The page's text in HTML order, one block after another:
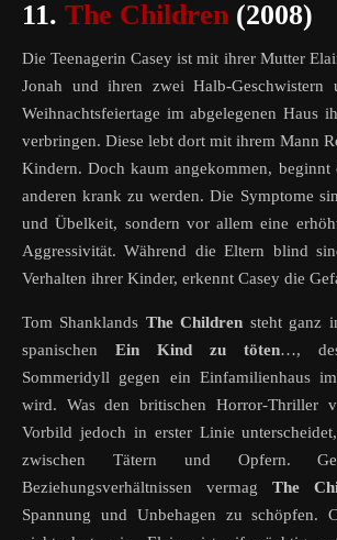
11. The Children (2008)
Die Teenagerin Casey ist mit ihrer Mutter
Jonah und ihren zwei Halb-Geschwistern
Weihnachtsfeiertage im abgelegenen Haus
verbringen. Diese lebt dort mit ihrem Mann
Kindern. Doch kaum angekommen,
anderen krank zu werden. Die Symptome
und Übelkeit, sondern vor allem eine
Aggressivität. Während die Eltern blind
Verhalten ihrer Kinder, erkennt Casey die
Tom Shanklands The Children steht ganz
spanischen Ein Kind zu töten…,
Sommeridyll gegen ein Einfamilienhaus
wird. Was den britischen Horror-Thriller
Vorbild jedoch in erster Linie
zwischen Tätern und Opfern.
Beziehungsverhältnissen vermag The
Spannung und Unbehagen zu schöpfen.